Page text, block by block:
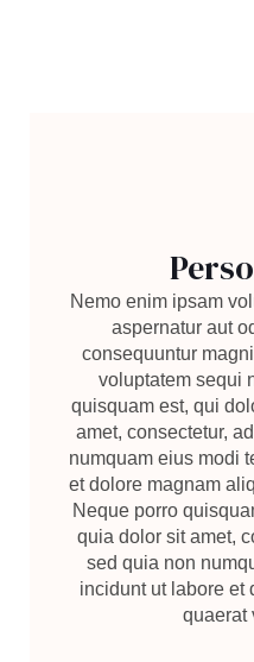
Nemo enim ipsam
aspernatur aut
consequuntur
voluptatem sequi
quisquam est, qui
amet, consectetur,
numquam eius modi
et dolore magnam
Neque porro
quia dolor sit amet,
sed quia non
incidunt ut labore et
quaerat